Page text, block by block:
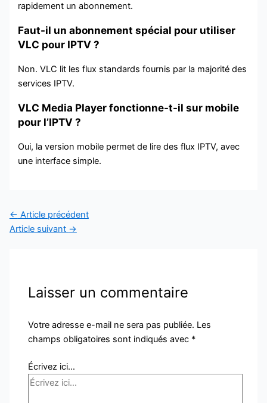
rapidement un abonnement.
Faut-il un abonnement spécial pour utiliser
VLC pour IPTV ?
Non. VLC lit les flux standards fournis par la majorité des
services IPTV.
VLC Media Player fonctionne-t-il sur mobile
pour l’IPTV ?
Oui, la version mobile permet de lire des flux IPTV, avec
une interface simple.
← Article précédent
Article suivant →
Laisser un commentaire
Votre adresse e-mail ne sera pas publiée. Les
champs obligatoires sont indiqués avec *
Écrivez ici…